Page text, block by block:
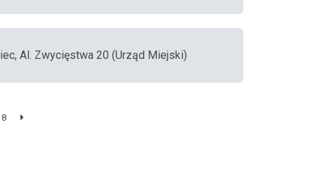
Al. Zwycięstwa 20 (Urząd Miejski)
8